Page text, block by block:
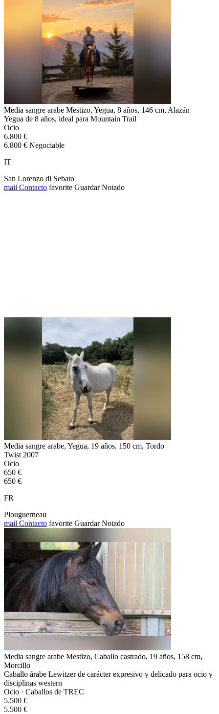
Media sangre arabe Mestizo, Yegua, 8 años, 146 cm, Alazán
Yegua de 8 años, ideal para Mountain Trail
Ocio
6.800 €
6.800 € Negociable
IT
San Lorenzo di Sebato
mail Contacto favorite Guardar Notado
Media sangre arabe, Yegua, 19 años, 150 cm, Tordo
Twist 2007
Ocio
650 €
650 €
FR
Plouguerneau
mail Contacto favorite Guardar Notado
Media sangre arabe Mestizo, Caballo castrado, 19 años, 158 cm,
Morcillo
Caballo árabe Lewitzer de carácter expresivo y delicado para ocio y
disciplinas western
Ocio · Caballos de TREC
5.500 €
5.500 €